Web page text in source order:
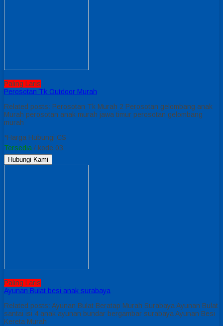
Paling Laris
Perosotan Tk Outdoor Murah
Related posts: Perosotan Tk Murah 2 Perosotan gelombang anak
Murah perosotan anak murah jawa timur perosotan gelombang
murah
*Harga Hubungi CS
Tersedia / kode 03
Hubungi Kami
Paling Laris
Ayunan Bulat besi anak surabaya
Related posts: Ayunan Bulat Beratap Murah Surabaya Ayunan Bulat
santai isi 4 anak ayunan bundar bergambar surabaya Ayunan Besi
Kereta Murah